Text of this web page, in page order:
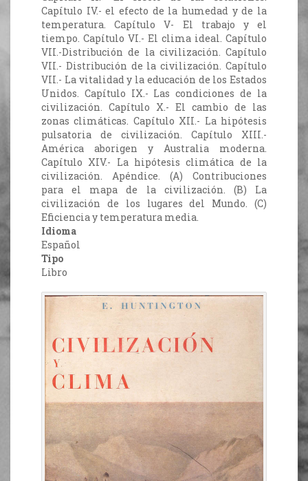
Capítulo IV.- el efecto de la humedad y de la
temperatura. Capítulo V- El trabajo y el
tiempo. Capítulo VI.- El clima ideal. Capítulo
VII.-Distribución de la civilización. Capítulo
VII.- Distribución de la civilización. Capítulo
VII.- La vitalidad y la educación de los Estados
Unidos. Capítulo IX.- Las condiciones de la
civilización. Capítulo X.- El cambio de las
zonas climáticas. Capítulo XII.- La hipótesis
pulsatoria de civilización. Capítulo XIII.-
América aborigen y Australia moderna.
Capítulo XIV.- La hipótesis climática de la
civilización. Apéndice. (A) Contribuciones
para el mapa de la civilización. (B) La
civilización de los lugares del Mundo. (C)
Eficiencia y temperatura media.
Idioma
Español
Tipo
Libro